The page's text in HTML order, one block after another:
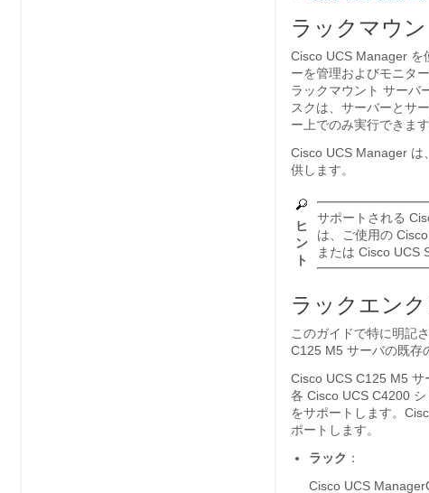
ラックマウ
Cisco UCS Manager を
ーを管理およびモニタ
ラックマウント サーバ
スクは、サーバーとサ
ー上でのみ実行できます
Cisco UCS Manager は
供します。
ヒ
ン
ト
サポートされる
は、ご使用の
または Cisco UCS
ラックエン
このガイドで特に明記
C125 M5 サーバの既存
Cisco UCS C125 M5 サ
各 Cisco UCS C4200
をサポートします。
ポートします。
ラック ：
Cisco UCS Manager